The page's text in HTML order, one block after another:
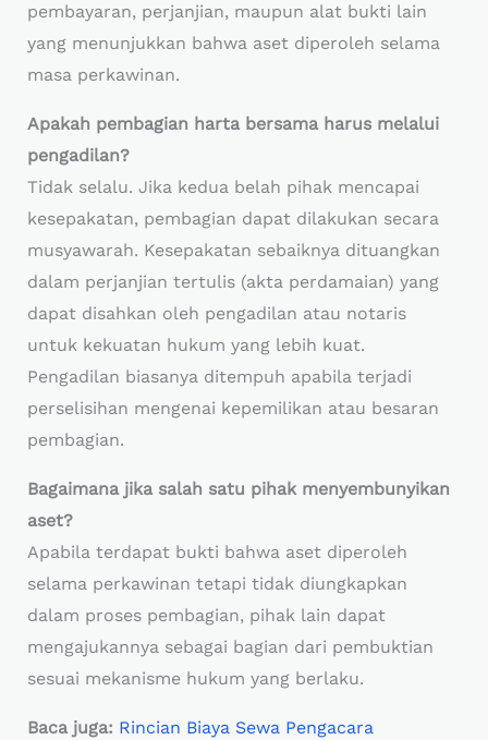
pembayaran, perjanjian, maupun alat bukti lain
yang menunjukkan bahwa aset diperoleh selama
masa perkawinan.
Apakah pembagian harta bersama harus melalui
pengadilan?
Tidak selalu. Jika kedua belah pihak mencapai
kesepakatan, pembagian dapat dilakukan secara
musyawarah. Kesepakatan sebaiknya dituangkan
dalam perjanjian tertulis (akta perdamaian) yang
dapat disahkan oleh pengadilan atau notaris
untuk kekuatan hukum yang lebih kuat.
Pengadilan biasanya ditempuh apabila terjadi
perselisihan mengenai kepemilikan atau besaran
pembagian.
Bagaimana jika salah satu pihak menyembunyikan
aset?
Apabila terdapat bukti bahwa aset diperoleh
selama perkawinan tetapi tidak diungkapkan
dalam proses pembagian, pihak lain dapat
mengajukannya sebagai bagian dari pembuktian
sesuai mekanisme hukum yang berlaku.
Baca juga: Rincian Biaya Sewa Pengacara